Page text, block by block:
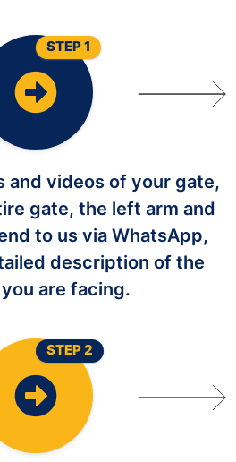
and videos of your gate,
gate, the left arm and
to us via WhatsApp,
description of the
are facing.
STEP 1
STEP 2